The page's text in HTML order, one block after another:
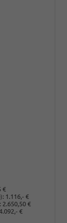
€
: 1.116,- €
: 2.650,50 €
€